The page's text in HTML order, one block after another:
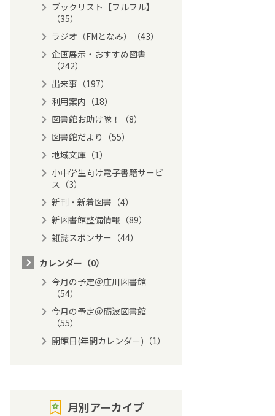
ブックリスト【フルフル】
（35）
ラジオ（FMとなみ）（43）
企画展示・おすすめ図書
（242）
出来事（197）
利用案内（18）
図書館お助け隊！（8）
図書館だより（55）
地域文庫（1）
小中学生向け電子書籍サービ
ス（3）
新刊・新着図書（4）
新図書館整備情報（89）
雑誌スポンサー（44）
カレンダー（0）
今月の予定＠庄川図書館
（54）
今月の予定＠砺波図書館
（55）
開館日(年間カレンダー)（1）
月別アーカイブ